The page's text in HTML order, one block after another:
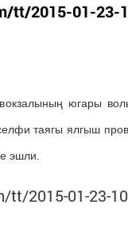
tt/2015-01-
югары
таягы ялгыш
эшли.
2015-01-23-